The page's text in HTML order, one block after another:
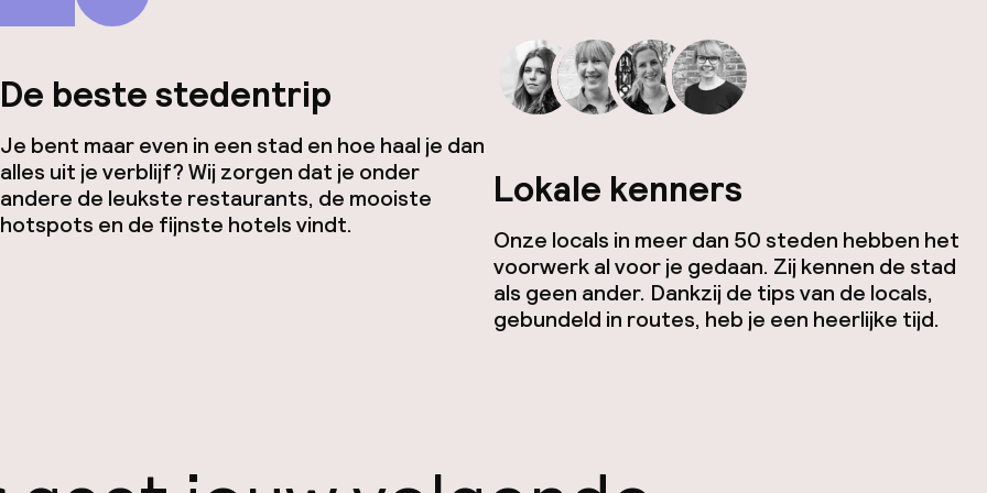
De beste stedentrip
Je bent maar even in een stad en hoe haal je dan
alles uit je verblijf? Wij zorgen dat je onder
andere de leukste restaurants, de mooiste
hotspots en de fijnste hotels vindt.
Lokale kenners
Onze locals in meer dan 50 steden hebben het
voorwerk al voor je gedaan. Zij kennen de stad
als geen ander. Dankzij de tips van de locals,
gebundeld in routes, heb je een heerlijke tijd.